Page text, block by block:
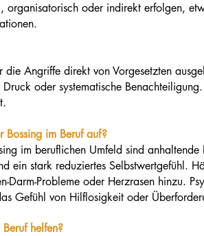
organisatorisch oder indirekt erfolgen,
Angriffe direkt von Vorgesetzten
oder systematische
im Beruf auf?
im beruflichen Umfeld sind anhaltende
ein stark reduziertes Selbstwertgefühl.
Probleme oder Herzrasen hinzu.
Gefühl von Hilflosigkeit oder
helfen?